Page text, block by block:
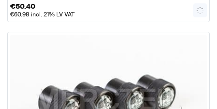
€50.40
€60.98 incl. 21% LV VAT